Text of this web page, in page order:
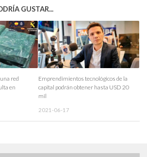
GUSTAR...
red
en
Emprendimientos tecnológicos de la
capital podrán obtener hasta USD 20
mil
2021-06-17